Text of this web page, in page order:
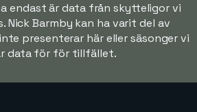
endast är data från skytteligor vi
Nick Barmby kan ha varit del av
presenterar här eller säsonger vi
data för för tillfället.